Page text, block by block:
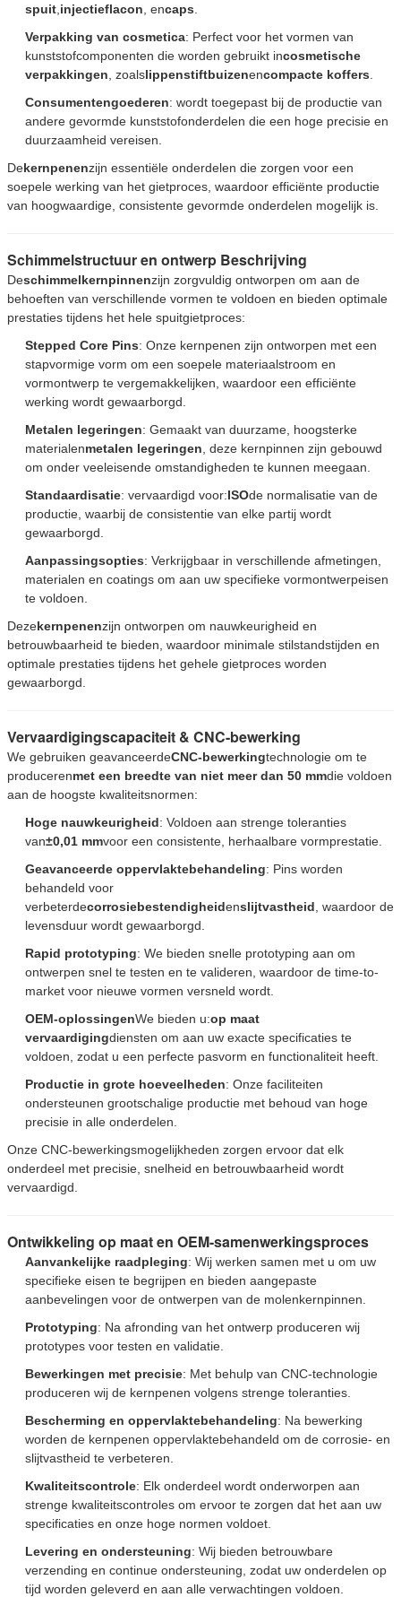
Laat een bericht achter
spuit injectieflacon , encaps
Verpakking van cosmetica: Perfect voor het vormen van
kunststofcomponenten die worden gebruikt incosmetische
verpakkingen , zoalslippenstiftbuizenencompacte koffers
Consumentengoederen: wordt toegepast bij de productie van
andere gevormde kunststofonderdelen die een hoge precisie en
duurzaamheid vereisen.
Dekernpenenzijn essentiële onderdelen die zorgen voor een
soepele werking van het gietproces, waardoor efficiënte productie
van hoogwaardige, consistente gevormde onderdelen mogelijk is.
Schimmelstructuur en ontwerp Beschrijving
Deschimmelkernpinnenzijn zorgvuldig ontworpen om aan de
behoeften van verschillende vormen te voldoen en bieden optimale
prestaties tijdens het hele spuitgietproces:
Stepped Core Pins: Onze kernpenen zijn ontworpen met een
stapvormige vorm om een soepele materiaalstroom en
vormontwerp te vergemakkelijken, waardoor een efficiënte
werking wordt gewaarborgd.
Metalen legeringen: Gemaakt van duurzame, hoogsterke
materialenmetalen legeringen , deze kernpinnen zijn gebouwd
om onder veeleisende omstandigheden te kunnen meegaan.
Standaardisatie: vervaardigd voor:ISOde normalisatie van de
productie, waarbij de consistentie van elke partij wordt
gewaarborgd.
Aanpassingsopties: Verkrijgbaar in verschillende afmetingen,
materialen en coatings om aan uw specifieke vormontwerpeisen
te voldoen.
Dezekernpenenzijn ontworpen om nauwkeurigheid en
betrouwbaarheid te bieden, waardoor minimale stilstandstijden en
optimale prestaties tijdens het gehele gietproces worden
gewaarborgd.
Vervaardigingscapaciteit & CNC-bewerking
We gebruiken geavanceerdeCNC-bewerkingtechnologie om te
producerenmet een breedte van niet meer dan 50 mmdie voldoen
aan de hoogste kwaliteitsnormen:
Hoge nauwkeurigheid: Voldoen aan strenge toleranties
van±0,01 mmvoor een consistente, herhaalbare vormprestatie.
Geavanceerde oppervlaktebehandeling: Pins worden
behandeld voor
verbeterdecorrosiebestendigheidenslijtvastheid , waardoor de
levensduur wordt gewaarborgd.
Rapid prototyping: We bieden snelle prototyping aan om
ontwerpen snel te testen en te valideren, waardoor de time-to-
market voor nieuwe vormen versneld wordt.
OEM-oplossingenWe bieden u:op maat
vervaardigingdiensten om aan uw exacte specificaties te
voldoen, zodat u een perfecte pasvorm en functionaliteit heeft.
Productie in grote hoeveelheden: Onze faciliteiten
ondersteunen grootschalige productie met behoud van hoge
precisie in alle onderdelen.
Onze CNC-bewerkingsmogelijkheden zorgen ervoor dat elk
onderdeel met precisie, snelheid en betrouwbaarheid wordt
vervaardigd.
Ontwikkeling op maat en OEM-samenwerkingsproces
Aanvankelijke raadpleging: Wij werken samen met u om uw
specifieke eisen te begrijpen en bieden aangepaste
aanbevelingen voor de ontwerpen van de molenkernpinnen.
Prototyping: Na afronding van het ontwerp produceren wij
prototypes voor testen en validatie.
Bewerkingen met precisie: Met behulp van CNC-technologie
produceren wij de kernpenen volgens strenge toleranties.
Bescherming en oppervlaktebehandeling: Na bewerking
worden de kernpenen oppervlaktebehandeld om de corrosie- en
slijtvastheid te verbeteren.
Kwaliteitscontrole: Elk onderdeel wordt onderworpen aan
strenge kwaliteitscontroles om ervoor te zorgen dat het aan uw
specificaties en onze hoge normen voldoet.
Levering en ondersteuning: Wij bieden betrouwbare
verzending en continue ondersteuning, zodat uw onderdelen op
tijd worden geleverd en aan alle verwachtingen voldoen.